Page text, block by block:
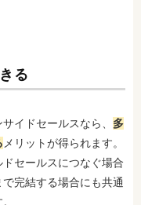
る
イドセールスなら、 多
メリットが得られます。
セールスにつなぐ場合
完結する場合にも共通